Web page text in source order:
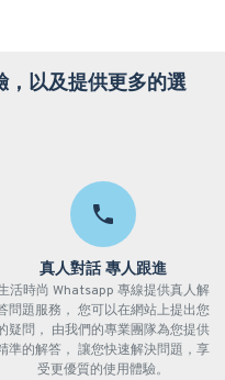
，以及提供更多的選
真人對話 專人跟進
活時尚 Whatsapp 專線提供真人解
問題服務， 您可以在網站上提出您
疑問， 由我們的專業團隊為您提供
準的解答， 讓您快速解決問題，享
受更優質的使用體驗。